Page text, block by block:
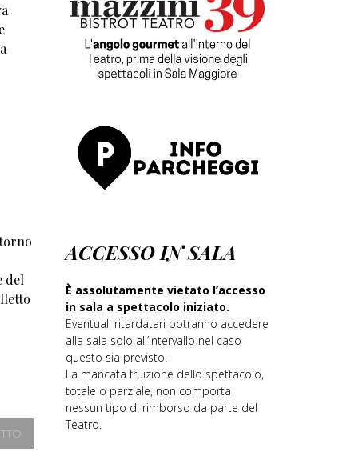
del
ACCESSO IN SALA
È assolutamente vietato l’accesso
in sala a spettacolo iniziato.
Eventuali ritardatari potranno accedere
alla sala solo all’intervallo nel caso
questo sia previsto.
La mancata fruizione dello spettacolo,
totale o parziale, non comporta
nessun tipo di rimborso da parte del
Teatro.